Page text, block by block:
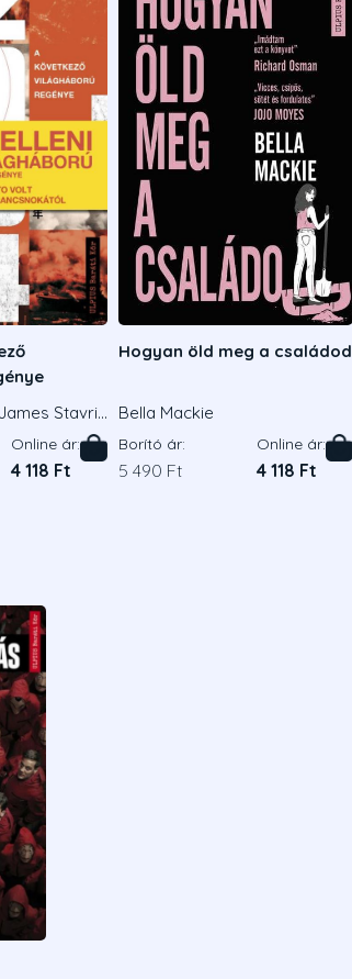
Stavrid
Online ár:
4 118 Ft
Hogyan öld meg a családod
Bella Mackie
Borító ár:
5 490 Ft
Online ár:
4 118 Ft